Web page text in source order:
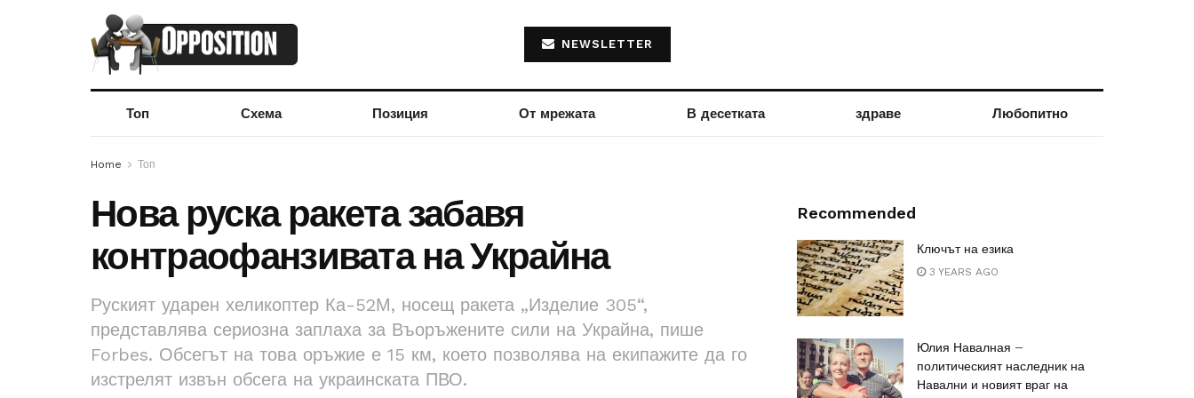
NEWSLETTER
Топ Схема Позиция От мрежата В десетката здраве Любопитно
Home Топ
Нова руска ракета забавя
контраофанзивата на Украйна
Руският ударен хеликоптер Ка-52М, носещ ракета „Изделие 305“,
представлява сериозна заплаха за Въоръжените сили на Украйна, пише
Forbes. Обсегът на това оръжие е 15 км, което позволява на екипажите да го
изстрелят извън обсега на украинската ПВО.
Recommended
Ключът на езика
3 YEARS AGO
Юлия Навалная –
политическият наследник на
Навални и новият враг на